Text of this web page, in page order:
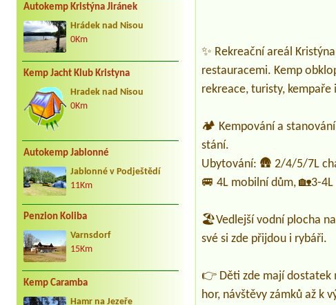
Autokemp Kristýna Jiránek
Hrádek nad Nisou
0Km
Kemp Jacht Klub Kristyna
Hradek nad Nisou
0Km
Autokemp Jablonné
Jablonné v Podještědí
11Km
Penzion Koliba
Varnsdorf
15Km
Kemp Caramba
Hamr na Jezeře
✨ Rekreační areál
restauracemi. Kemp
rekreace, turisty, kempaře
🏕️ Kempování a stanování
stání.
Ubytování: 🛖 2/4/5/7L
🚐 4L mobilní dům, 🏡3-
🏖️Vedlejší vodní plocha
své si zde přijdou i rybáři.
👉 Děti zde mají dostatek
hor, návštěvy zámků až k